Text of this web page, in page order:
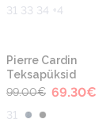
31 33 34 +4
-30%
Pierre Cardin
Teksapüksid
99.00€ 69.30€
31